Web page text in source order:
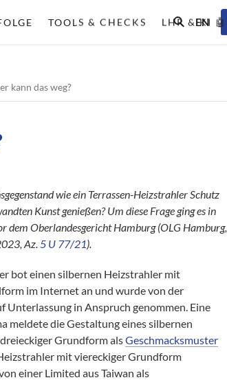
TOOLS & CHECKS LHR & KI 🤖
EN
kann das weg?
wie ein Terrassen-Heizstrahler Schutz
Kunst genießen? Um diese Frage ging es in
dem Oberlandesgericht Hamburg (OLG Hamburg,
Az.5 U 77/21).
bot einen silbernen Heizstrahler mit
im Internet an und wurde von der
Unterlassung in Anspruch genommen. Eine
meldete die Gestaltung eines silbernen
Grundform alsGeschmacksmuster
mit viereckiger Grundform
einer Limited aus Taiwan als